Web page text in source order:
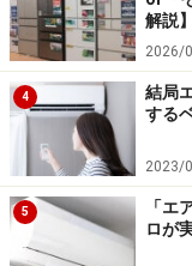
解説】
2026/
4
結局
する
2023/
5
「エ
ロが